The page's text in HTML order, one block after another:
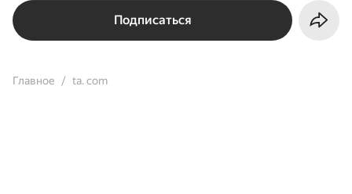
Подписаться
Главное ta. com